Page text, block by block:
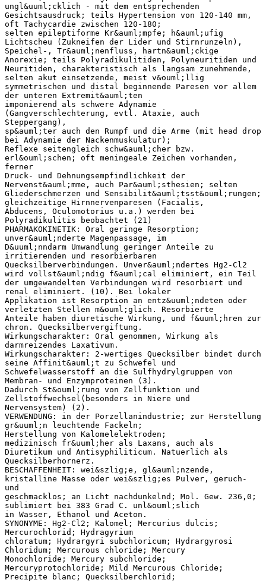
ungl&uuml;cklich - mit dem entsprechenden
Gesichtsausdruck; teils Hypertension von 120-140 mm,
oft Tachycardie zwischen 120-180;
selten epileptiforme Kr&auml;mpfe; h&auml;ufig
Lichtscheu (Zukneifen der Lider und Stirnrunzeln),
Speichel-, Tr&auml;nenfluss, hartn&auml;ckige
Anorexie; teils Polyradikulitiden, Polyneuritiden und
Neuritiden, charakteristisch als langsam zunehmende,
selten akut einsetzende, meist v&ouml;llig
symmetrischen und distal beginnende Paresen vor allem
der unteren Extremit&auml;ten
imponierend als schwere Adynamie
(Gangverschlechterung, evtl. Ataxie, auch
Steppergang),
sp&auml;ter auch den Rumpf und die Arme (mit head drop
bei Adynamie der Nackenmuskulatur);
Reflexe seitengleich schw&auml;cher bzw.
erl&ouml;schen; oft meningeale Zeichen vorhanden,
ferner
Druck- und Dehnungsempfindlichkeit der
Nervenst&auml;mme, auch Par&auml;sthesien; selten
Gliederschmerzen und Sensibilit&auml;tsst&ouml;rungen;
gleichzeitige Hirnnervenparesen (Facialis,
Abducens, Oculomotorius u.a.) werden bei
Polyradikulitis beobachtet (21)
PHARMAKOKINETIK: Oral geringe Resorption;
unver&auml;nderte Magenpassage, im
D&uuml;nndarm Umwandlung geringer Anteile zu
irritierenden und resorbierbaren
Quecksilberverbindungen. Unver&auml;ndertes Hg2-Cl2
wird vollst&auml;ndig f&auml;cal eliminiert, ein Teil
der umgewandelten Verbindungen wird resorbiert und
renal eliminiert. (10). Bei lokaler
Applikation ist Resorption an entz&uuml;ndeten oder
verletzten Stellen m&ouml;glich. Resorbierte
Anteile haben diuretische Wirkung, und f&uuml;hren zur
chron. Quecksilbervergiftung.
Wirkungscharakter: Oral genommen, Wirkung als
darmreizendes Laxativum.
Wirkungscharakter: 2-wertiges Quecksilber bindet durch
seine Affinit&auml;t zu Schwefel und
Schwefelwasserstoff an die Sulfhydrylgruppen von
Membran- und Enzymproteinen (3).
Dadurch St&ouml;rung von Zellfunktion und
Zellstoffwechsel(besonders in Niere und
Nervensystem) (2).
VERWENDUNG: in der Porzellanindustrie; zur Herstellung
gr&uuml;n leuchtende Fackeln;
Herstellung von Kalomelelektroden;
medizinisch fr&uuml;her als Laxans, auch als
Diuretikum und Antisyphiliticum. Natuerlich als
Quecksilberhornerz.
BESCHAFFENHEIT: wei&szlig;e, gl&auml;nzende,
kristalline Masse oder wei&szlig;es Pulver, geruch-
und
geschmacklos; an Licht nachdunkelnd; Mol. Gew. 236,0;
sublimiert bei 383 Grad C. unl&ouml;slich
in Wasser, Ethanol und Aceton.
SYNONYME: Hg2-Cl2; Kalomel; Mercurius dulcis;
Mercurochlorid; Hydragyrium
chloratum; Hydrargyri subchloricum; Hydrargyrosi
Chloridum; Mercurous chloride; Mercury
Monochloride; Mercury subchloride;
Mercuryprotochloride; Mild Mercurous Chloride;
Precipite blanc; Quecksilberchlorid;